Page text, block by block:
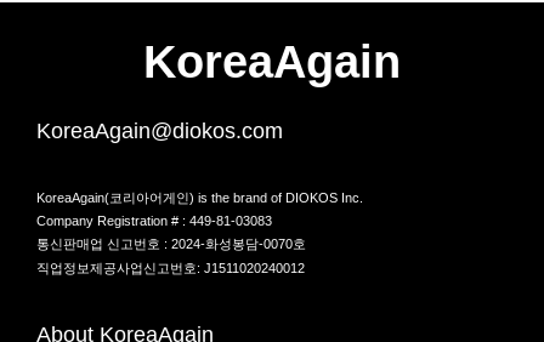
KoreaAgain
KoreaAgain@diokos.com
KoreaAgain(코리아어게인) is the brand of DIOKOS Inc.
Company Registration # : 449-81-03083
통신판매업 신고번호 : 2024-화성봉담-0070호
직업정보제공사업신고번호: J1511020240012
About KoreaAgain